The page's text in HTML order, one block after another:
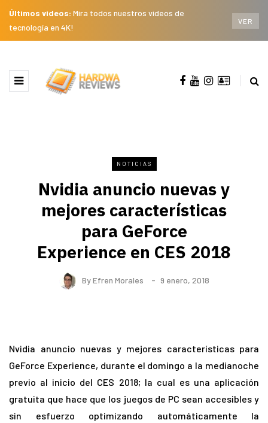
Últimos videos: Mira todos nuestros videos de
tecnología en 4K!
VER
NOTICIAS
Nvidia anuncio nuevas y
mejores características
para GeForce
Experience en CES 2018
ByEfren Morales 9 enero, 2018
Nvidia anuncio nuevas y mejores características para
GeForce Experience, durante el domingo a la medianoche
previo al inicio del CES 2018; la cual es una aplicación
gratuita que hace que los juegos de PC sean accesibles y
sin esfuerzo optimizando automáticamente la